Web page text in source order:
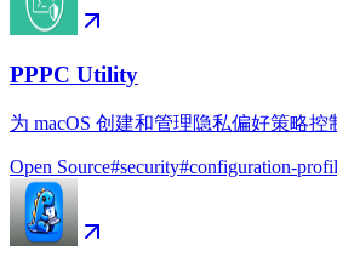
PPPC Utility
为 macOS 创建和管理隐私偏好策略控
Open Source#security#configuration-